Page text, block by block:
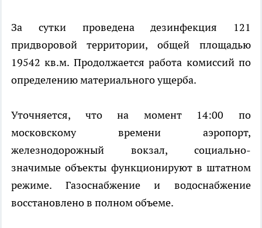
За сутки проведена дезинфекция 121
придворовой территории, общей площадью
19542 кв.м. Продолжается работа комиссий по
определению материального ущерба.
Уточняется, что на момент 14:00 по
московскому времени аэропорт,
железнодорожный вокзал, социально-
значимые объекты функционируют в штатном
режиме. Газоснабжение и водоснабжение
восстановлено в полном объеме.